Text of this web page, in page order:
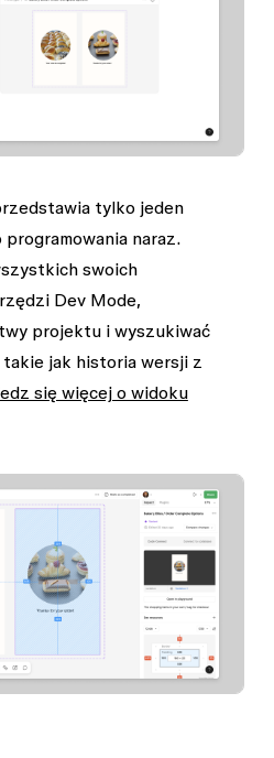
tylko jeden
naraz.
swoich
Dev Mode,
projektu i wyszukiwać
jak historia wersji z
się więcej o widoku